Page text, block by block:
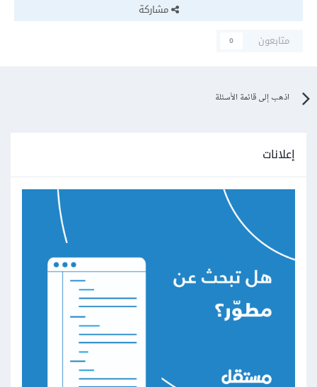
مشاركة
متابعون
0
اذهب إلى قائمة الأسئلة
إعلانات